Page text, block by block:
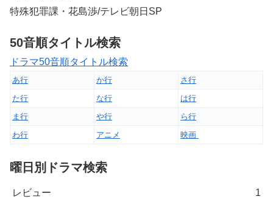
特殊犯罪課・花島渉/テレビ朝日SP
50音順タイトル検索
ドラマ50音順タイトル検索
あ行 か行
さ行
た行
な行
は行
ま行
や行
ら行
わ行
アニメ 映画
曜日別ドラマ検索
レビュー 1